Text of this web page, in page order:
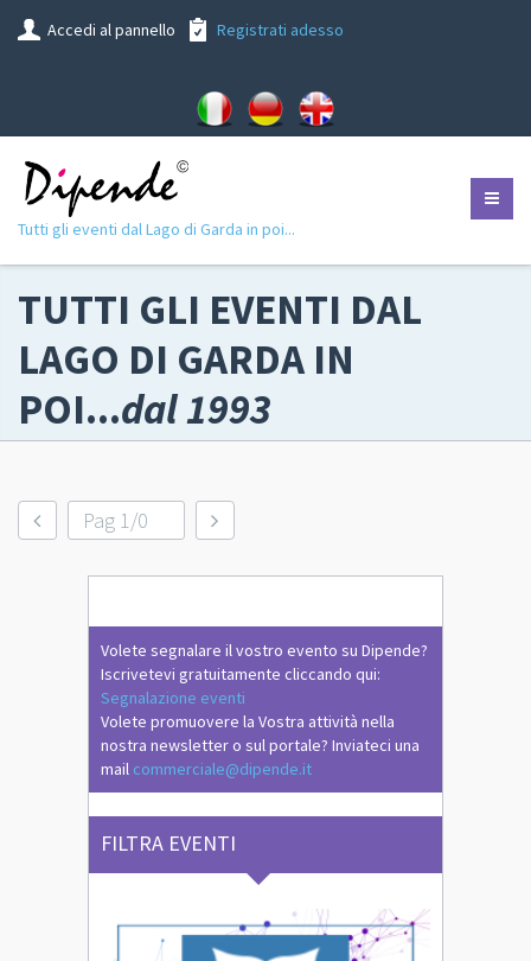
Accedi al pannello Registrati adesso
Tutti gli eventi dal Lago di Garda in poi...
TUTTI GLI EVENTI DAL
LAGO DI GARDA IN
POI...dal 1993
Pag 1/0
Volete segnalare il vostro evento su Dipende?
Iscrivetevi gratuitamente cliccando qui:
Segnalazione eventi
Volete promuovere la Vostra attività nella
nostra newsletter o sul portale? Inviateci una
mail commerciale@dipende.it
FILTRA EVENTI